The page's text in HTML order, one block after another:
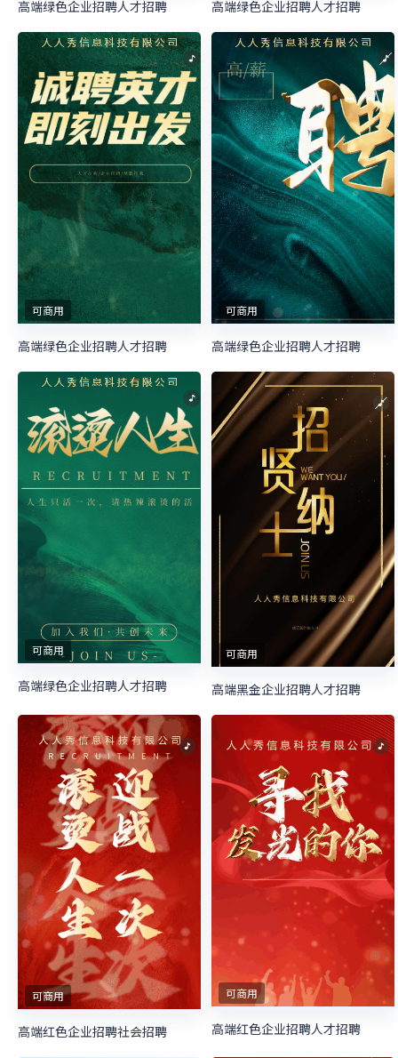
高端绿色企业招聘人才招聘 高端绿色企业招聘人才招聘
可商用
高端绿色企业招聘人才招聘
可商用
高端绿色企业招聘人才招聘
可商用
高端绿色企业招聘人才招聘
可商用
高端黑金企业招聘人才招聘
可商用
高端红色企业招聘社会招聘
可商用
高端红色企业招聘人才招聘